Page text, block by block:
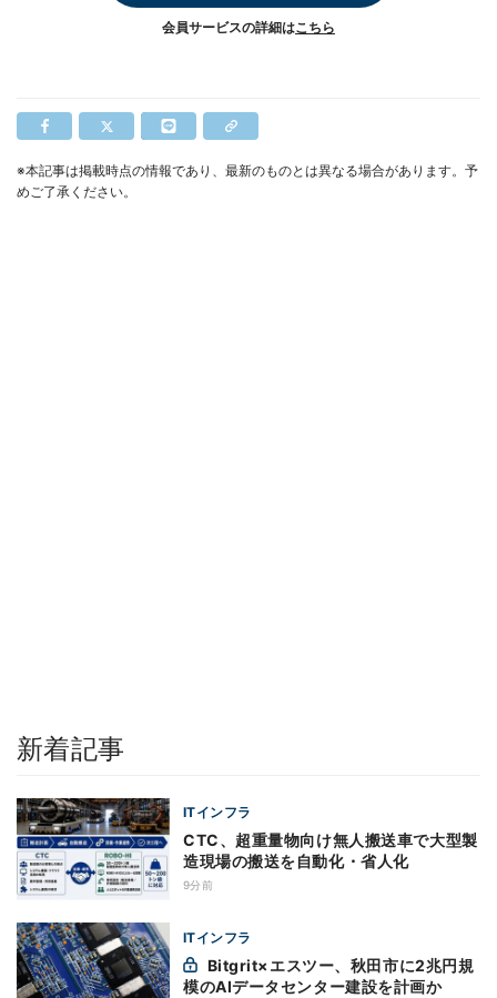
会員サービスの詳細はこちら
※本記事は掲載時点の情報であり、最新のものとは異なる場合があります。予
めご了承ください。
新着記事
ITインフラ
CTC、超重量物向け無人搬送車で大型製
造現場の搬送を自動化・省人化
9分前
ITインフラ
模のAIデータセンター建設を計画か